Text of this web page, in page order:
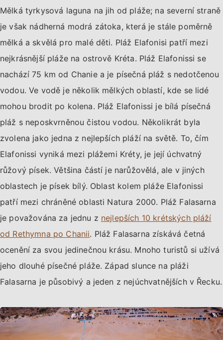
Mělká tyrkysová laguna na jih od pláže; na severní straně
je však nádherná modrá zátoka, která je stále poměrně
mělká a skvělá pro malé děti. Pláž Elafonisi patří mezi
nejkrásnější pláže na ostrově Kréta. Pláž Elafonissi se
nachází 75 km od Chanie a je písečná pláž s nedotčenou
vodou. Ve vodě je několik mělkých oblastí, kde se lidé
mohou brodit po kolena. Pláž Elafonissi je bílá písečná
pláž s neposkvrněnou čistou vodou. Několikrát byla
zvolena jako jedna z nejlepších pláží na světě. To, čím
Elafonissi vyniká mezi plážemi Kréty, je její úchvatný
růžový písek. Většina částí je narůžovělá, ale v jiných
oblastech je písek bílý. Oblast kolem pláže Elafonissi
patří mezi chráněné oblasti Natura 2000. Pláž Falasarna
je považována za jednu z nejlepších 10 krétských pláží
od Rethymna po Chanii. Pláž Falasarna získává četná
ocenění za svou jedinečnou krásu. Mnoho turistů si užívá
jeho dlouhé písečné pláže. Západ slunce na pláži
Falasarna je působivý a jeden z nejúchvatnějších v Řecku.